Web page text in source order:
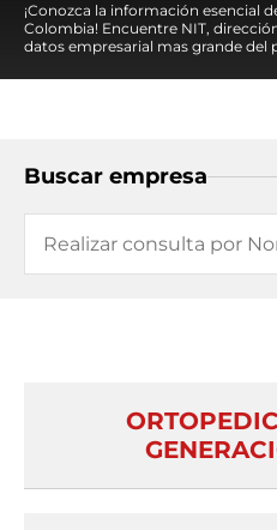
¡Conozca la información esencial
Colombia! Encuentre NIT,
datos empresarial mas grande del
Buscar empresa